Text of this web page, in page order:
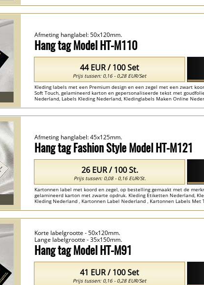
Hang tag Model HT-M110
Afmeting hanglabel: 50x120mm.
Kleding labels met een Premium design en een zegel met een zwart
Soft Touch, gelamineerd karton en gepersonaliseerde tekst met
Nederland, Labels Kleding Nederland, Kledinglabels Maken Online
44 EUR / 100 Set
Prijs tussen: 0,16 - 0,28 EUR/Set
Hang tag Fashion Style Model HT-M121
Afmeting hanglabel: 45x125mm.
Kartonnen label met koord en zegel, op bestelling gemaakt met de
gelamineerd karton met zwarte opdruk. Kleding Etiketten Nederland,
Kleding Nederland , Kartonnen Label Nederland , Kartonnen Labels
26 EUR / 100 St.
Prijs tussen: 0,08 - 0,16 EUR/St.
Hang tag Model HT-M91
Korte labelgrootte - 50x120mm.
Lange labelgrootte - 35x150mm.
41 EUR / 100 Set
Prijs tussen: 0,16 - 0,28 EUR/Set